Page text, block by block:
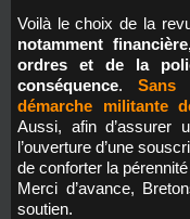
Voilà le choix de la
notamment
ordres et de la
conséquence. Sans
démarche militante
Aussi, afin d’assurer
l’ouverture d’une
de conforter la
Merci d’avance,
soutien.